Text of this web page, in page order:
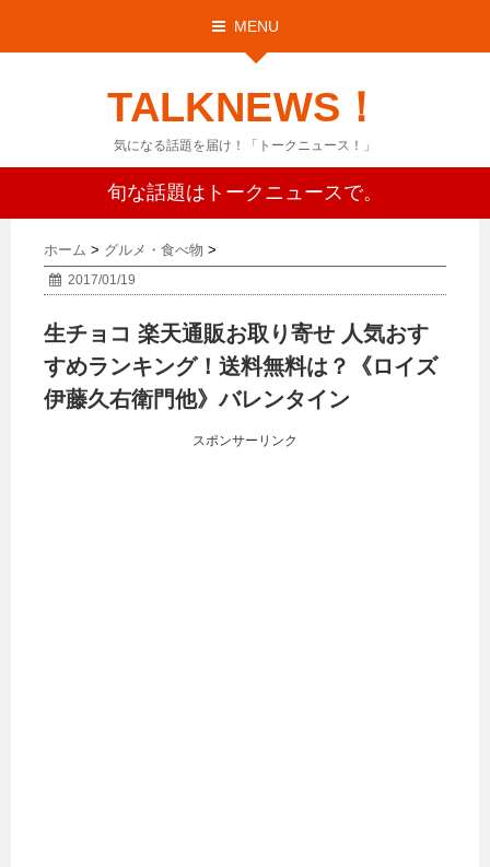
MENU
TALKNEWS！
気になる話題を届け！「トークニュース！」
旬な話題はトークニュースで。
ホーム > グルメ・食べ物 >
2017/01/19
生チョコ 楽天通販お取り寄せ 人気おす
すめランキング！送料無料は？《ロイズ
伊藤久右衛門他》バレンタイン
スポンサーリンク